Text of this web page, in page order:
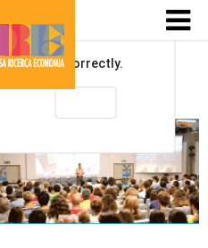
Maps correctly.